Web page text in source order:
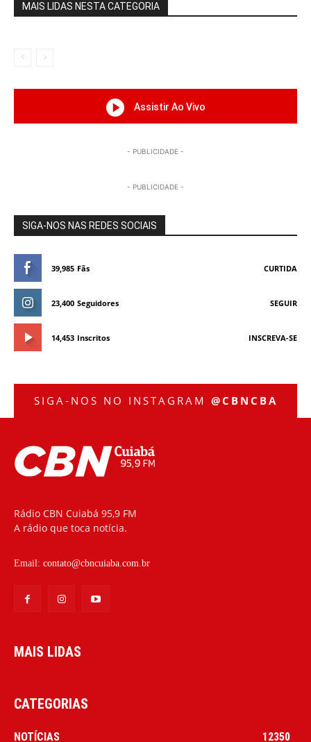
MAIS LIDAS NESTA CATEGORIA
Assistir Ao Vivo
- PUBLICIDADE -
- PUBLICIDADE -
SIGA-NOS NAS REDES SOCIAIS
39,985 Fãs CURTIDA
23,400 Seguidores SEGUIR
14,453 Inscritos INSCREVA-SE
SIGA-NOS NO INSTAGRAM @CBNCBA
Rádio CBN Cuiabá 95,9 FM
A rádio que toca notícia.
Email: contato@cbncuiaba.com.br
MAIS LIDAS
CATEGORIAS
NOTÍCIAS 12350